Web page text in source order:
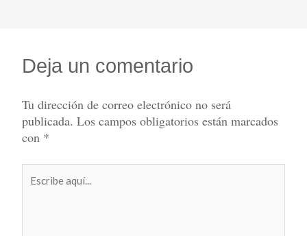
Deja un comentario
Tu dirección de correo electrónico no será
publicada. Los campos obligatorios están marcados
con *
aquí...